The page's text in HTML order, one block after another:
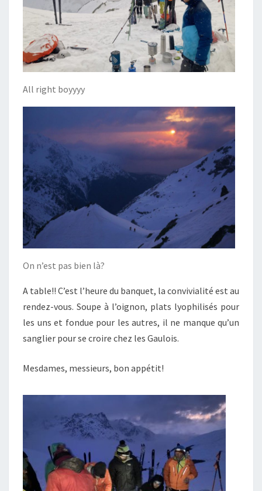
All right boyyyy
On n’est pas bien là?
A table!! C’est l’heure du banquet, la convivialité est au
rendez-vous. Soupe à l’oignon, plats lyophilisés pour
les uns et fondue pour les autres, il ne manque qu’un
sanglier pour se croire chez les Gaulois.
Mesdames, messieurs, bon appétit!